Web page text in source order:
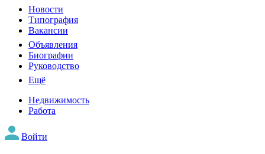
Новости
Типография
Вакансии
Объявления
Биографии
Руководство
Ещё
Недвижимость
Работа
Войти